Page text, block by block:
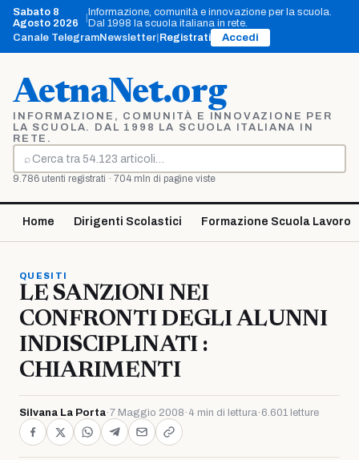
Vai
contenuto
Sabato 8
Agosto 2026
Informazione, comunità e innovazione per la scuola.
Dal 1998 la scuola italiana in rete.
Canale TelegramNewsletter Registrati Accedi
AetnaNet.org
INFORMAZIONE, COMUNITÀ E INNOVAZIONE PER
LA SCUOLA. DAL 1998 LA SCUOLA ITALIANA IN
RETE.
⌕
Cerca
9.786 utenti registrati · 704 mln di pagine viste
Home Dirigenti Scolastici Formazione Scuola Lavoro
QUESITI
LE SANZIONI NEI
CONFRONTI DEGLI ALUNNI
INDISCIPLINATI :
CHIARIMENTI
Silvana La Porta·7 Maggio 2008 · 4 min di lettura· 6.601 letture